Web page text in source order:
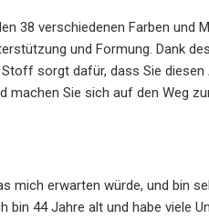
38 verschiedenen Farben und
und Formung. Dank
sorgt dafür, dass Sie
machen Sie sich auf den Weg
mich erwarten würde, und bin
44 Jahre alt und habe viele